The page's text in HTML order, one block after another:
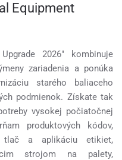
Equipment
2026" kombinuje
zariadenia a ponúka
starého baliaceho
podmienok. Získate tak
vysokej počiatočnej
produktových kódov,
tlač a aplikáciu etikiet,
strojom na palety,